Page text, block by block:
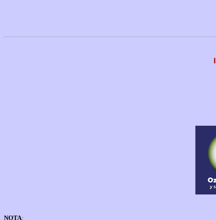
NOTA: